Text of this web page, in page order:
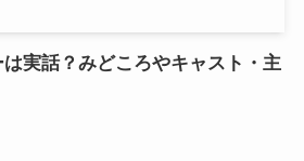
実話？みどころやキャスト・主